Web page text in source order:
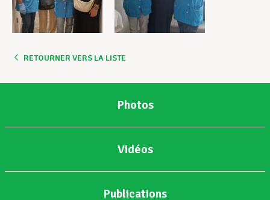
RETOURNER VERS LA LISTE
Photos
Vidéos
Publications